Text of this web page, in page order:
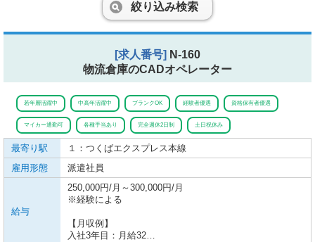
絞り込み検索
[求人番号] N-160
物流倉庫のCADオペレーター
若年層活躍中 中高年活躍中 ブランクOK 経験者優遇 資格保有者優遇
マイカー通勤可 各種手当あり 完全週休2日制 土日祝休み
最寄り駅 １：つくばエクスプレス本線
雇用形態
派遣社員
給与
250,000円/月～300,000円/月
※経験による
【月収例】
入社3年目：月給32…